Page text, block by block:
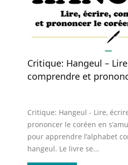
Critique: Hangeul –
comprendre et
Critique: Hangeul - Lire,
prononcer le coréen en
pour apprendre l’alphabet
hangeul. Le livre se...